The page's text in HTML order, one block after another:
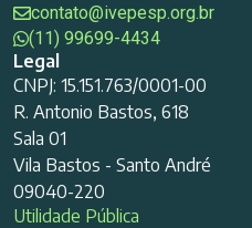
contato@ivepesp.org.br
(11) 99699-4434
Legal
CNPJ: 15.151.763/0001-00
R. Antonio Bastos, 618
Sala 01
Vila Bastos - Santo André
09040-220
Utilidade Pública